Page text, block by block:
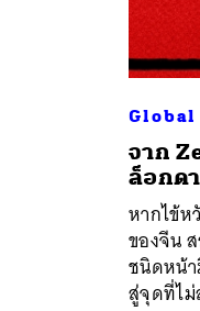
จาก
ล็อกดา
หากไข้ห
ของจีน
ชนิดหน้
สู่จุดที่ไม่